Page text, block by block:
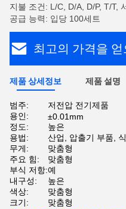
지불 조건: L/C, D/A, D/P, T/T,
공급 능력: 입당 100세트
최고의 가격을 얻
제품 상세정보 제품 설명
범주:
저전압 전기제품
용인:
±0.01mm
정도:
높은
용법:
산업, 압출기 부품,
무게:
맞춤형
주요 힘:
맞춤형
부식 저항:예
내구성:
높은
색상:
맞춤형
크기:
맞춤형